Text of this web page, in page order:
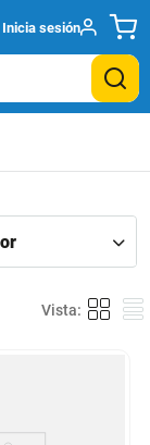
Inicia sesión